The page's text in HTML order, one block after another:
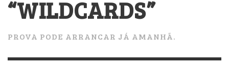
“WILDCARDS”
PROVA PODE ARRANCAR JÁ AMANHÃ.